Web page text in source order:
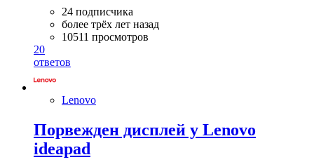
24 подписчика
более трёх лет назад
10511 просмотров
20
ответов
Lenovo
Порвежден дисплей у Lenovo
ideapad